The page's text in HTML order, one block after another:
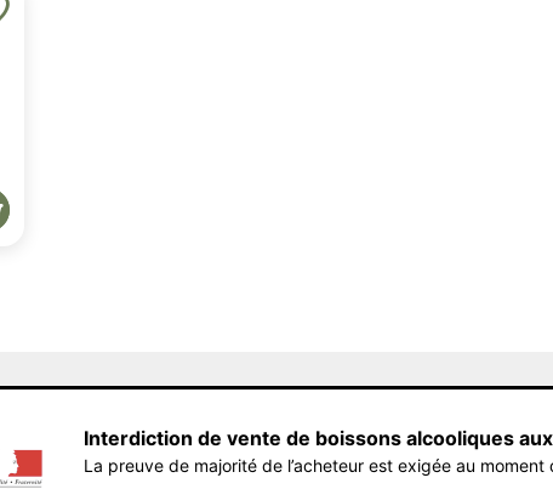
Interdiction de vente de boissons alcooliques
La preuve de majorité de l’acheteur est exigée au moment